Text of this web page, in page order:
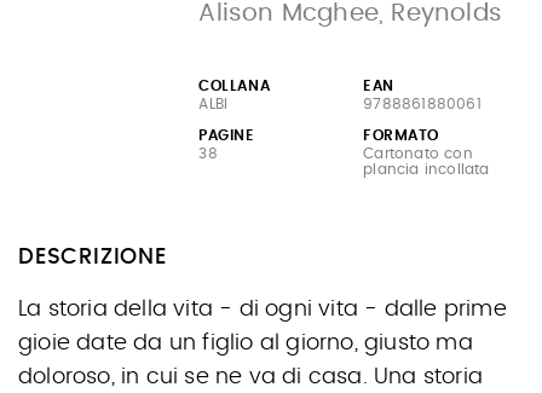
Alison Mcghee, Reynolds
COLLANA
ALBI
EAN
9788861880061
PAGINE
38
FORMATO
Cartonato con
plancia incollata
DESCRIZIONE
La storia della vita - di ogni vita - dalle prime
gioie date da un figlio al giorno, giusto ma
doloroso, in cui se ne va di casa. Una storia